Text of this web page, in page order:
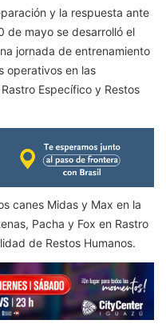
y la respuesta ante
de mayo se desarrolló el
jornada de entrenamiento
operativos en las
Específico y Restos
canes Midas y Max en la
Pacha y Fox en Rastro
de Restos Humanos.